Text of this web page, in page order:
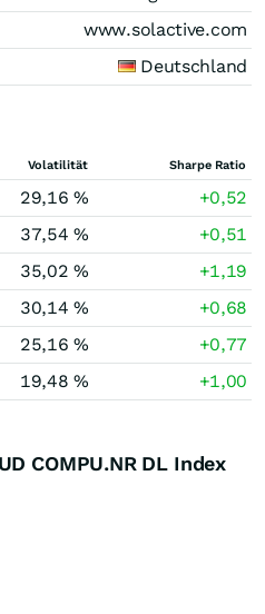
www.solactive.com
Deutschland
Volatilität Sharpe Ratio
29,16 %
+0,52
37,54 %
+0,51
35,02 %
+1,19
30,14 %
+0,68
25,16 %
+0,77
19,48 % +1,00
COMPU.NR DL Index